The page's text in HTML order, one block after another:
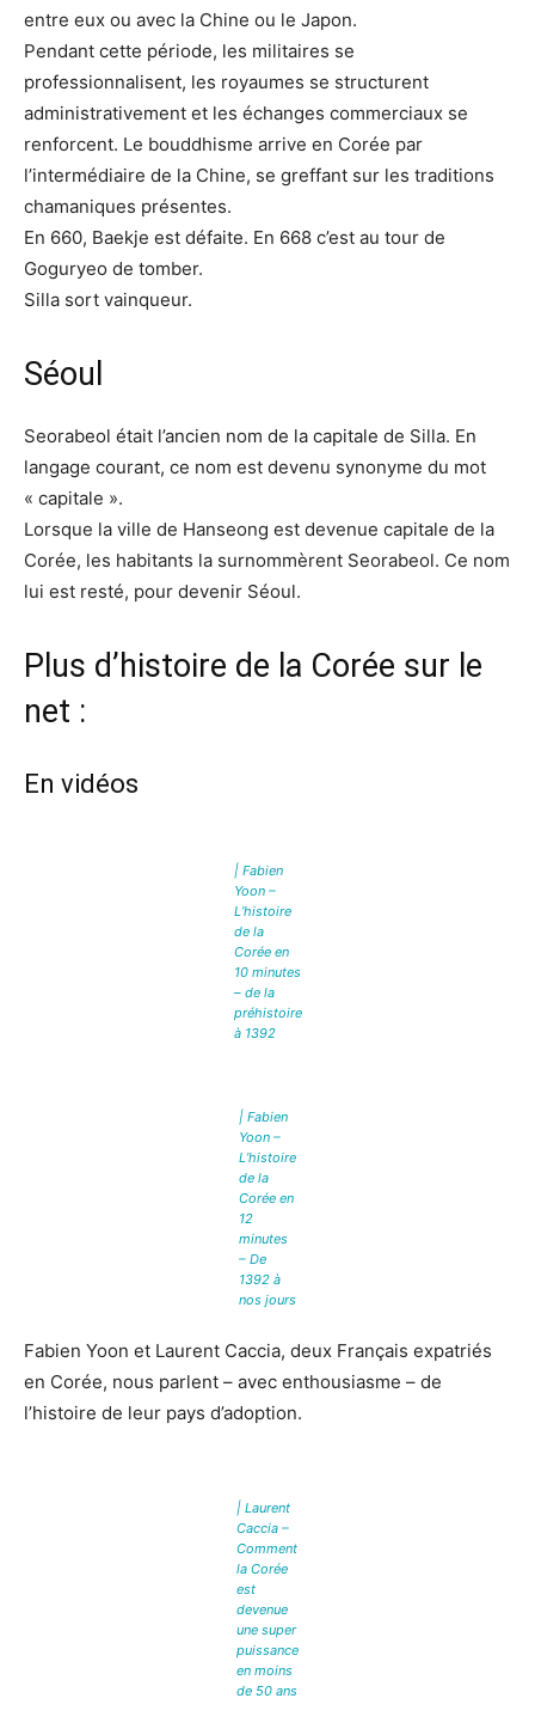
entre eux ou avec la Chine ou le Japon.
Pendant cette période, les militaires se
professionnalisent, les royaumes se structurent
administrativement et les échanges commerciaux se
renforcent. Le bouddhisme arrive en Corée par
l’intermédiaire de la Chine, se greffant sur les traditions
chamaniques présentes.
En 660, Baekje est défaite. En 668 c’est au tour de
Goguryeo de tomber.
Silla sort vainqueur.
Séoul
Seorabeol était l’ancien nom de la capitale de Silla. En
langage courant, ce nom est devenu synonyme du mot
« capitale ».
Lorsque la ville de Hanseong est devenue capitale de la
Corée, les habitants la surnommèrent Seorabeol. Ce nom
lui est resté, pour devenir Séoul.
Plus d’histoire de la Corée sur le
net :
En vidéos
| Fabien
Yoon –
L’histoire
de la
Corée en
10 minutes
– de la
préhistoire
à 1392
| Fabien
Yoon –
L’histoire
de la
Corée en
12
minutes
– De
1392 à
nos jours
Fabien Yoon et Laurent Caccia, deux Français expatriés
en Corée, nous parlent – avec enthousiasme – de
l’histoire de leur pays d’adoption.
| Laurent
Caccia –
Comment
la Corée
est
devenue
une super
puissance
en moins
de 50 ans